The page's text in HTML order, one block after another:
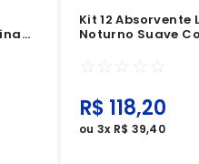
Kit 12 Absorvente
Noturno Suave
☆ ☆ ☆ ☆ ☆
R$ 118,20
ou 3x R$ 39,40